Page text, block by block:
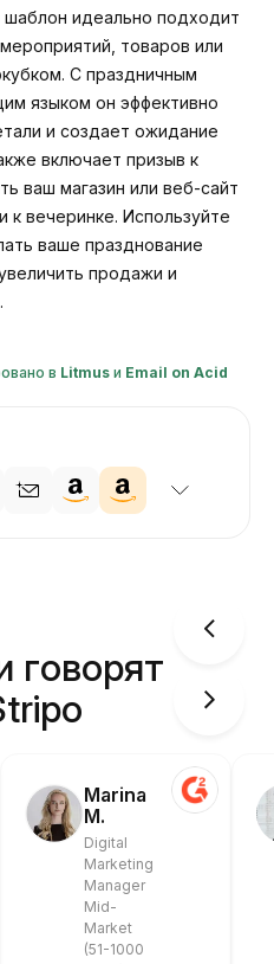
шаблон идеально подходит
товаров или
С праздничным
языком он эффективно
и создает ожидание
включает призыв к
ваш магазин или веб-сайт
к вечеринке. Используйте
ваше празднование
продажи и
в Litmusи Email on Acid
говорят
Marina
M.
Digital
Marketing
Manager
Mid-
Market
(51-1000